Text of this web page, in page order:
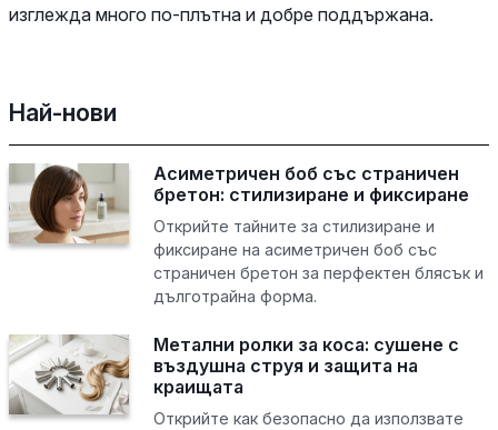
изглежда много по-плътна и добре поддържана.
Най-нови
Асиметричен боб със страничен
бретон: стилизиране и фиксиране
Открийте тайните за стилизиране и
фиксиране на асиметричен боб със
страничен бретон за перфектен блясък и
дълготрайна форма.
Метални ролки за коса: сушене с
въздушна струя и защита на
краищата
Открийте как безопасно да използвате